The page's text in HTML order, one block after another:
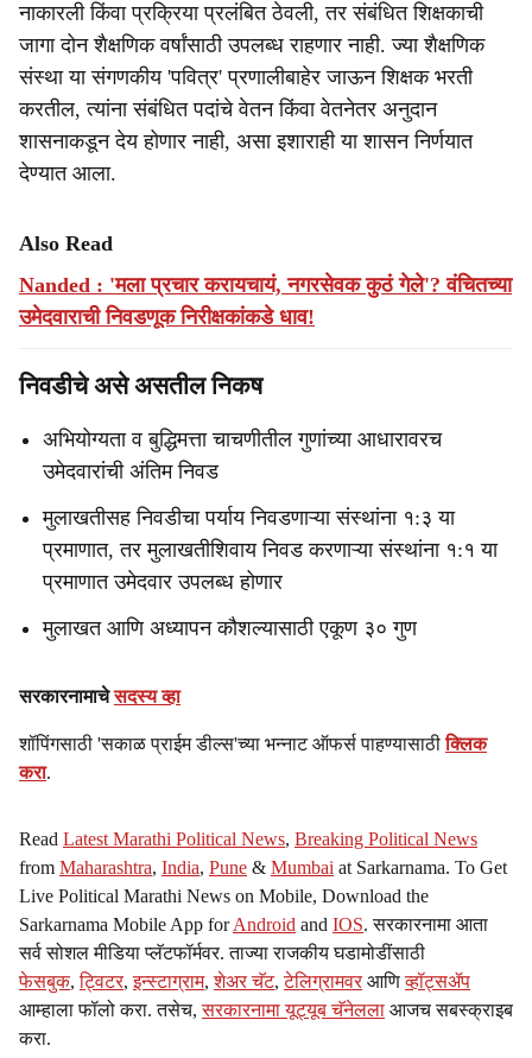
नाकारली किंवा प्रक्रिया प्रलंबित ठेवली, तर संबंधित शिक्षकाची
जागा दोन शैक्षणिक वर्षांसाठी उपलब्ध राहणार नाही. ज्या शैक्षणिक
संस्था या संगणकीय 'पवित्र' प्रणालीबाहेर जाऊन शिक्षक भरती
करतील, त्यांना संबंधित पदांचे वेतन किंवा वेतनेतर अनुदान
शासनाकडून देय होणार नाही, असा इशाराही या शासन निर्णयात
देण्यात आला.
Also Read
Nanded : 'मला प्रचार करायचायं, नगरसेवक कुठं गेले'? वंचितच्या
उमेदवाराची निवडणूक निरीक्षकांकडे धाव!
निवडीचे असे असतील निकष
अभियोग्यता व बुद्धिमत्ता चाचणीतील गुणांच्या आधारावरच
उमेदवारांची अंतिम निवड
मुलाखतीसह निवडीचा पर्याय निवडणाऱ्या संस्थांना १:३ या
प्रमाणात, तर मुलाखतीशिवाय निवड करणाऱ्या संस्थांना १:१ या
प्रमाणात उमेदवार उपलब्ध होणार
मुलाखत आणि अध्यापन कौशल्यासाठी एकूण ३० गुण
सरकारनामाचेसदस्य व्हा
शॉपिंगसाठी 'सकाळ प्राईम डील्स'च्या भन्नाट ऑफर्स पाहण्यासाठीक्लिक
करा.
Read Latest Marathi Political News, Breaking Political News
from Maharashtra, India, Pune & Mumbai at Sarkarnama. To Get
Live Political Marathi News on Mobile, Download the
Sarkarnama Mobile App forAndroid and IOS. सरकारनामा आता
सर्व सोशल मीडिया प्लॅटफॉर्मवर. ताज्या राजकीय घडामोडींसाठी
फेसबुक,ट्विटर,इन्स्टाग्राम,शेअर चॅट,टेलिग्रामवर आणिव्हॉट्सॲप
आम्हाला फॉलो करा. तसेच,सरकारनामा यूट्यूब चॅनेलला आजच सबस्क्राइब
करा.